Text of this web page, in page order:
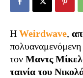
Η Weirdwave,
πολυαναμενόμενη
τον Μαντς
ταινία του